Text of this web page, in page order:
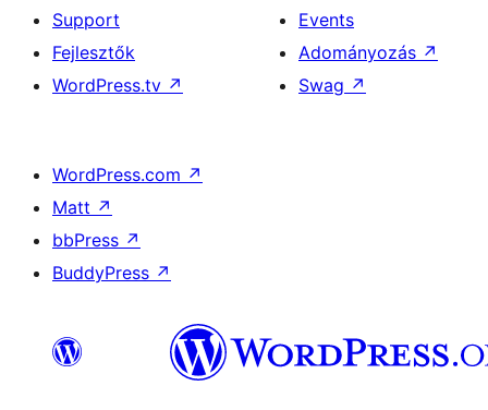
Support
Fejlesztők
WordPress.tv ↗
Events
Adományozás ↗
Swag ↗
WordPress.com ↗
Matt ↗
bbPress ↗
BuddyPress ↗